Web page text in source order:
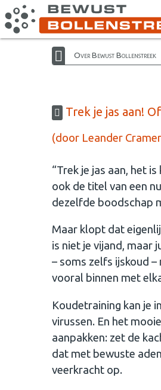
Over Bewust Bollenstreek
Trek je jas aan!
(door Leander
“Trek je jas aan, het
ook de titel van een
dezelfde boodschap
Maar klopt dat
is niet je vijand, maar
– soms zelfs ijskoud
vooral binnen met
Koudetraining kan je
virussen. En het
aanpakken: zet de
dat met bewuste
veerkracht op.